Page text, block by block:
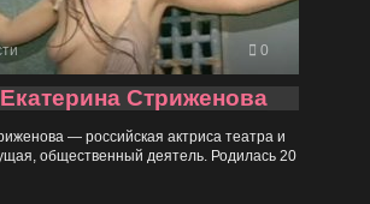
0
Стриженова
— российская актриса театра и
общественный деятель. Родилась 20